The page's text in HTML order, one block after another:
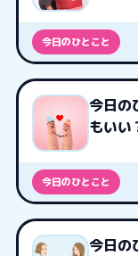
今日のひとこと
今日の
もいい
今日のひとこと
今日の